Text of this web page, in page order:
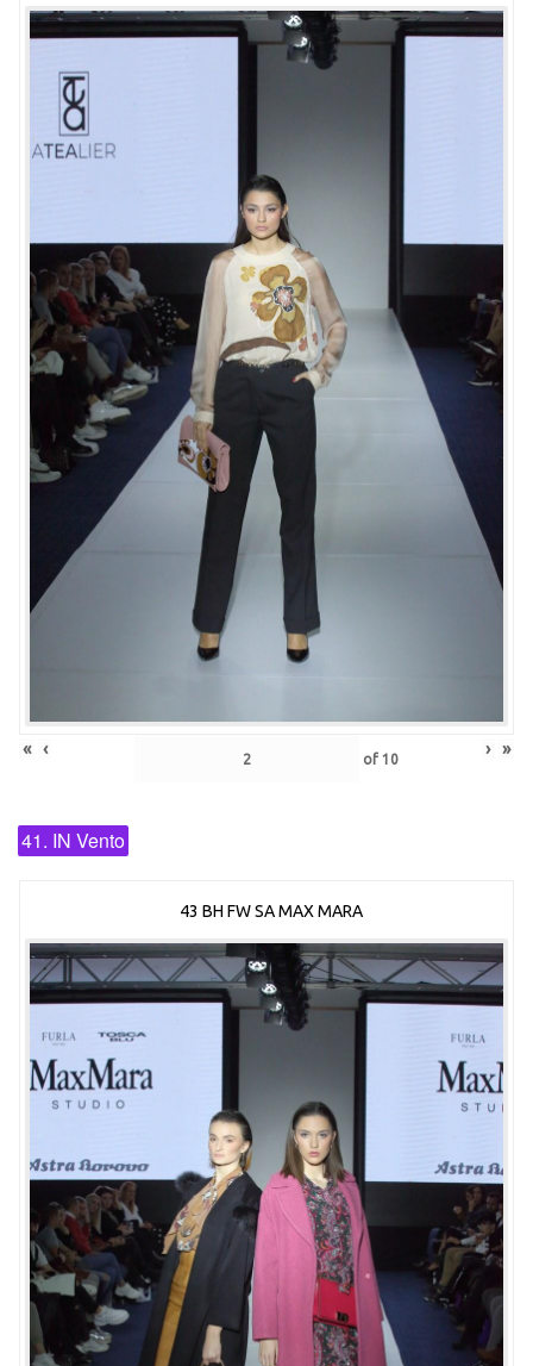
« ‹ of 10 › »
41. IN Vento
43 BH FW SA MAX MARA